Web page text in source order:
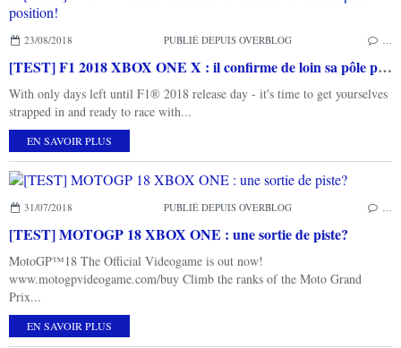
23/08/2018 PUBLIÉ DEPUIS OVERBLOG
[TEST] F1 2018 XBOX ONE X : il confirme de loin sa pôle position!
With only days left until F1® 2018 release day - it's time to get yourselves
strapped in and ready to race with...
EN SAVOIR PLUS
31/07/2018 PUBLIÉ DEPUIS OVERBLOG
[TEST] MOTOGP 18 XBOX ONE : une sortie de piste?
MotoGP™18 The Official Videogame is out now!
www.motogpvideogame.com/buy Climb the ranks of the Moto Grand
Prix...
EN SAVOIR PLUS